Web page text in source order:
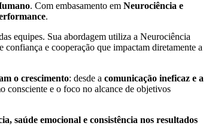
. Com embasamento em Neurociência e
.
equipes. Sua abordagem utiliza a Neurociência
confiança e cooperação que impactam diretamente a
o crescimento: desde a comunicação ineficaz e a
consciente e o foco no alcance de objetivos
saúde emocional e consistência nos resultados